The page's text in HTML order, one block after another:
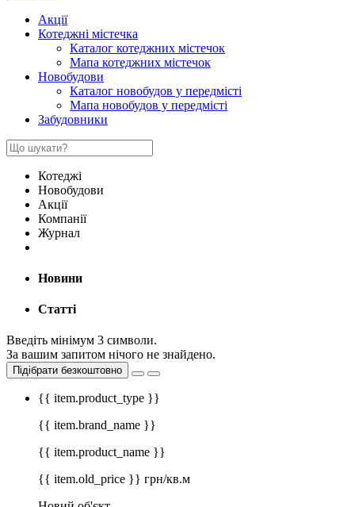
Акції
Котеджні містечка
Каталог котеджних містечок
Мапа котеджних містечок
Новобудови
Каталог новобудов у передмісті
Мапа новобудов у передмісті
Забудовники
Котеджі
Новобудови
Акції
Компанії
Журнал
Новини
Статті
Введіть мінімум 3 символи.
За вашим запитом нічого не знайдено.
Підібрати безкоштовно
{{ item.product_type }}
{{ item.brand_name }}
{{ item.product_name }}
{{ item.old_price }} грн/кв.м